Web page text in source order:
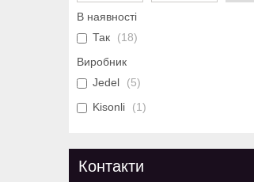
В наявності
Так
18
Виробник
Jedel
5
Kisonli
1
Контакти